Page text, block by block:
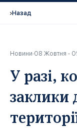
Повне ім’я*
Email*
Назад
Новини 08 Жовтня -
У разі,
заклики
Повне ім’я*
Email*